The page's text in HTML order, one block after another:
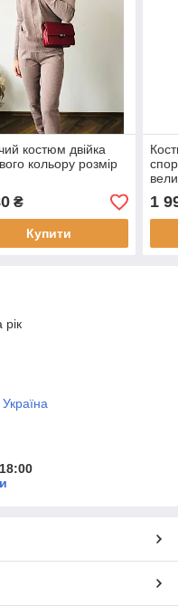
костюм двійка
кольору розмір
₴
Купити
1
рік
Україна